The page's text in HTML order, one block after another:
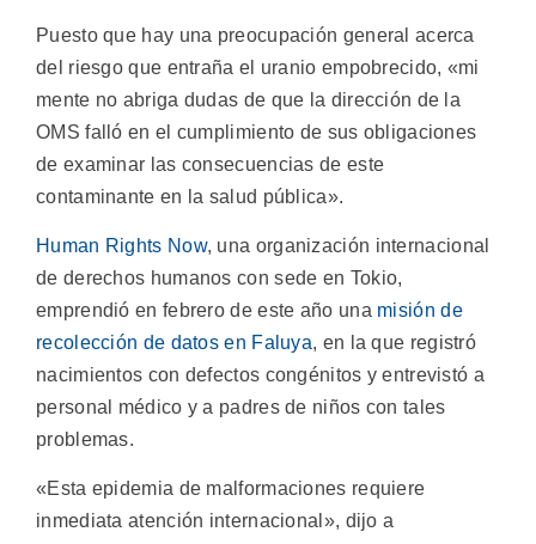
Puesto que hay una preocupación general acerca
del riesgo que entraña el uranio empobrecido, «mi
mente no abriga dudas de que la dirección de la
OMS falló en el cumplimiento de sus obligaciones
de examinar las consecuencias de este
contaminante en la salud pública».
Human Rights Now, una organización internacional
de derechos humanos con sede en Tokio,
emprendió en febrero de este año una misión de
recolección de datos en Faluya, en la que registró
nacimientos con defectos congénitos y entrevistó a
personal médico y a padres de niños con tales
problemas.
«Esta epidemia de malformaciones requiere
inmediata atención internacional», dijo a